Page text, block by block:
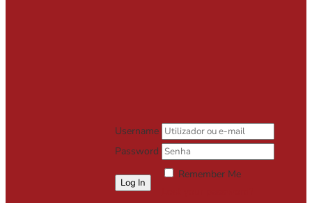
Username
Password
Remember Me